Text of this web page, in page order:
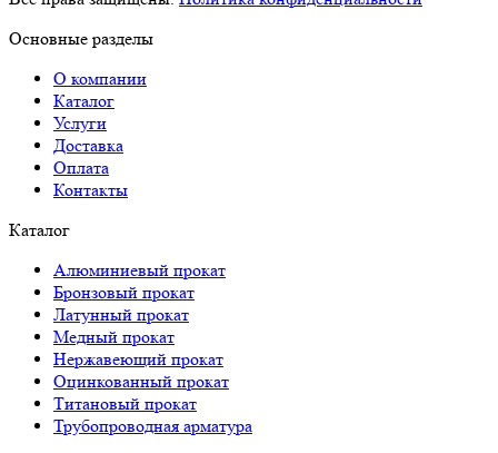
Основные разделы
О компании
Каталог
Услуги
Доставка
Оплата
Контакты
Каталог
Алюминиевый прокат
Бронзовый прокат
Латунный прокат
Медный прокат
Нержавеющий прокат
Оцинкованный прокат
Титановый прокат
Трубопроводная арматура